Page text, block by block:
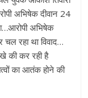
अभिषेक दीवान 24
अभिषेक
रहा था विवाद…
की कर रही है
का आतंक होने की